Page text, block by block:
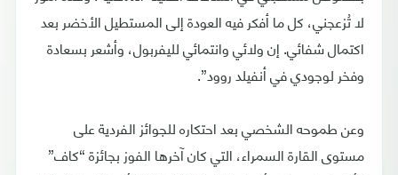
لا تُزعجني، كل ما أفكر فيه العودة إلى المستطيل الأخضر بعد
اكتمال شفائي. إن ولائي وانتمائي لليفربول، وأشعر بسعادة
وفخر لوجودي في أنفيلد روود”.
وعن طموحه الشخصي بعد احتكاره للجوائز الفردية على
مستوى القارة السمراء، التي كان آخرها الفوز بجائزة “كاف”